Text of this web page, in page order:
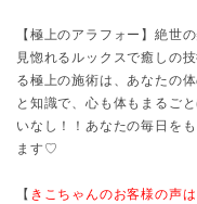
【極上のアラフォー】絶世
見惚れるルックスで癒しの
る極上の施術は、あなたの
と知識で、心も体もまるご
いなし！！あなたの毎日を
ます♡
【 きこちゃんのお客様の声